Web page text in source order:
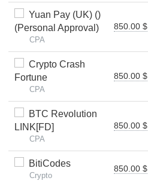
Yuan Pay (UK) ()
(Personal Approval)
CPA
850.00 $
Crypto Crash
Fortune
CPA
850.00 $
BTC Revolution
LINK[FD]
CPA
850.00 $
BitiCodes
Crypto
850.00 $